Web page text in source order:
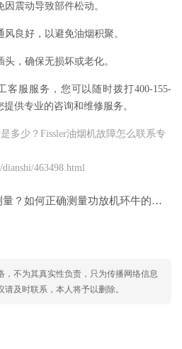
震动导致部件松动。
良好，以避免油烟积聚。
，确保无损坏或老化。
客服服务，您可以随时拨打400-155-
供专业的咨询和维修服务。
多少？Fissler油烟机故障怎么联系专
463498.html
正确测量功放机环牛的参数以确保性能？
，不为其真实性负责，只为传播网络信息
及时联系，本人将予以删除。